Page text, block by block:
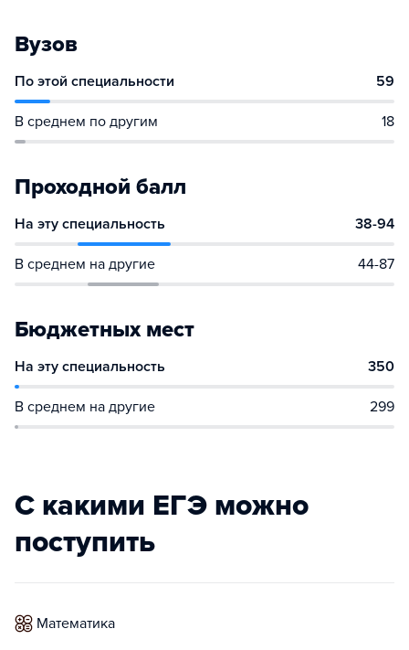
Вузов
По этой специальности 59
В среднем по другим 18
Проходной балл
На эту специальность 38-94
В среднем на другие 44-87
Бюджетных мест
На эту специальность 350
В среднем на другие 299
С какими ЕГЭ можно
поступить
математика